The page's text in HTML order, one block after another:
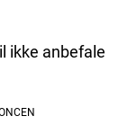
ikke anbefale